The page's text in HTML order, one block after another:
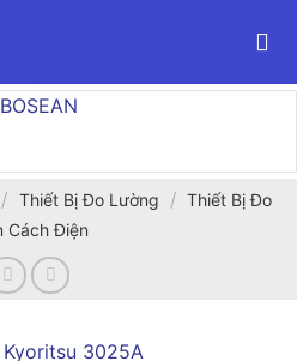
/ Thiết Bị Đo Lường / Thiết Bị Đo
Cách Điện